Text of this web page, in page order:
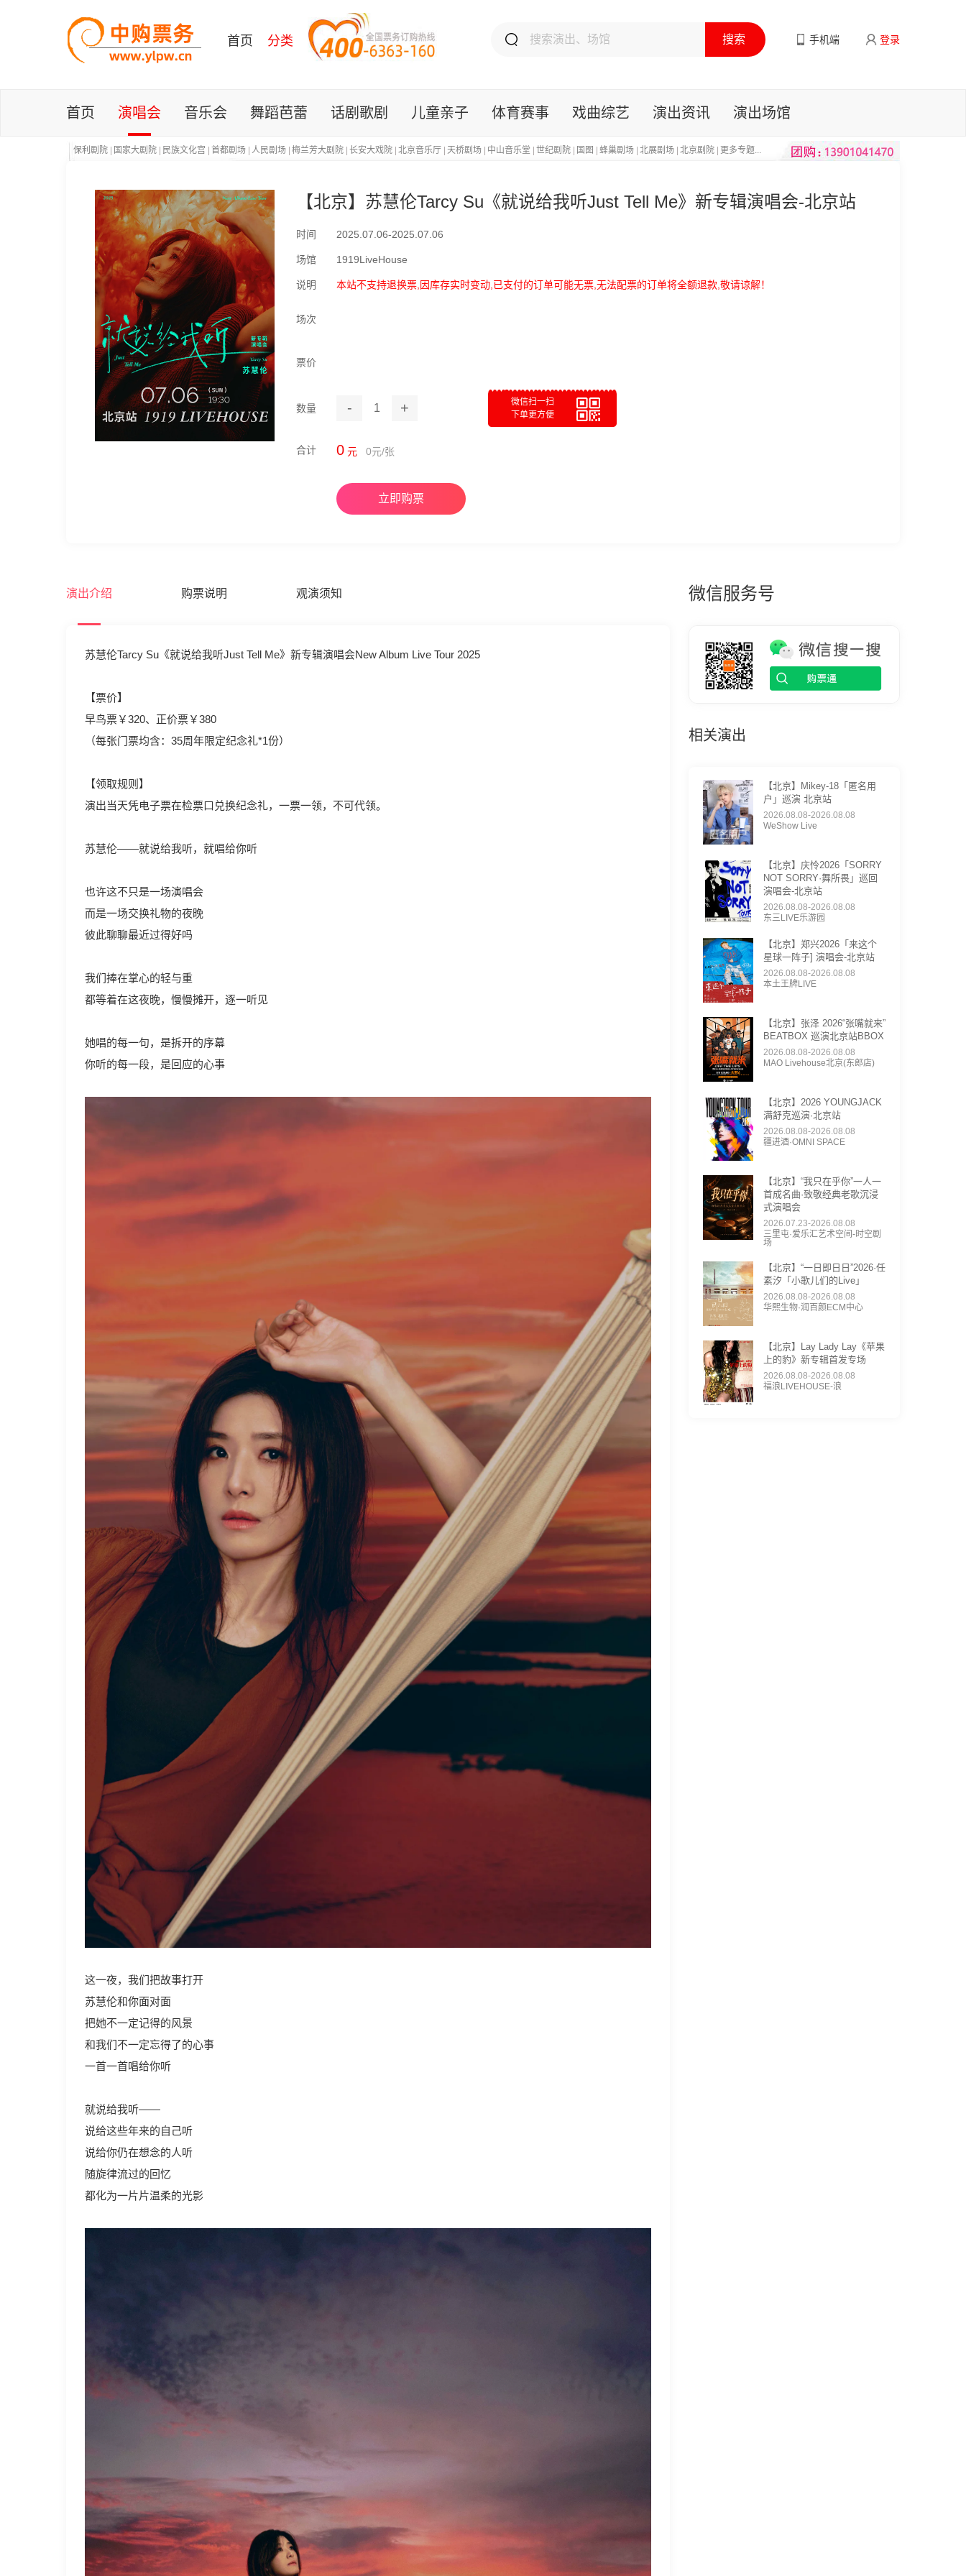
首页 分类 手机端 登录
首页 演唱会 音乐会 舞蹈芭蕾 话剧歌剧 儿童亲子 体育赛事 戏曲综艺 演出资讯 演出场馆
保利剧院 国家大剧院 民族文化宫 首都剧场 人民剧场 梅兰芳大剧院 长安大戏院 北京音乐厅 天桥剧场 中山音乐堂 世纪剧院 国图 蜂巢剧场 北展剧场 北京剧院 更多专题...
【北京】苏慧伦Tarcy Su《就说给我听Just Tell Me》新专辑演唱会-北京站
时间 2025.07.06-2025.07.06
场馆 1919LiveHouse
说明 本站不支持退换票,因库存实时变动,已支付的订单可能无票,无法配票的订单将全额退款,敬请谅解！
场次
票价
数量 - 1 +
微信扫一扫
下单更方便
合计 0 元 0元/张
立即购票
演出介绍 购票说明 观演须知
苏慧伦Tarcy Su《就说给我听Just Tell Me》新专辑演唱会New Album Live Tour 2025
【票价】
早鸟票￥320、正价票￥380
（每张门票均含：35周年限定纪念礼*1份）
【领取规则】
演出当天凭电子票在检票口兑换纪念礼，一票一领，不可代领。
苏慧伦——就说给我听，就唱给你听
也许这不只是一场演唱会
而是一场交换礼物的夜晚
彼此聊聊最近过得好吗
我们捧在掌心的轻与重
都等着在这夜晚，慢慢摊开，逐一听见
她唱的每一句，是拆开的序幕
你听的每一段，是回应的心事
这一夜，我们把故事打开
苏慧伦和你面对面
把她不一定记得的风景
和我们不一定忘得了的心事
一首一首唱给你听
就说给我听——
说给这些年来的自己听
说给你仍在想念的人听
随旋律流过的回忆
都化为一片片温柔的光影
微信服务号
相关演出
【北京】Mikey-18「匿名用
户」巡演 北京站
2026.08.08-2026.08.08
WeShow Live
【北京】庆怜2026「SORRY
NOT SORRY·舞所畏」巡回
演唱会-北京站
2026.08.08-2026.08.08
东三LIVE乐游园
【北京】郑兴2026「来这个
星球一阵子] 演唱会-北京站
2026.08.08-2026.08.08
本土王牌LIVE
【北京】张泽 2026“张嘴就来”
BEATBOX 巡演北京站BBOX
2026.08.08-2026.08.08
MAO Livehouse北京(东郎店)
【北京】2026 YOUNGJACK
满舒克巡演·北京站
2026.08.08-2026.08.08
疆进酒·OMNI SPACE
【北京】“我只在乎你”一人一
首成名曲·致敬经典老歌沉浸
式演唱会
2026.07.23-2026.08.08
三里屯·爱乐汇艺术空间-时空剧
场
【北京】“一日即日日”2026·任
素汐「小歌儿们的Live」
2026.08.08-2026.08.08
华熙生物·润百颜ECM中心
【北京】Lay Lady Lay《苹果
上的豹》新专辑首发专场
2026.08.08-2026.08.08
福浪LIVEHOUSE-浪